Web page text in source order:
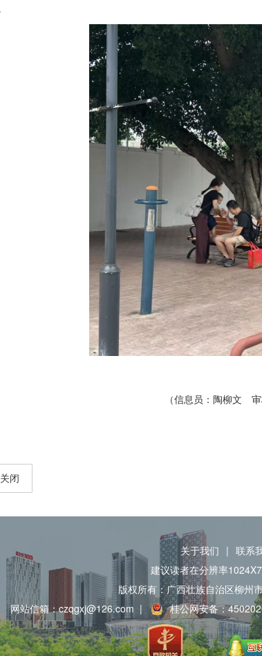
（信息员：陶柳文
关闭
关于我们 | 联系
建议读者在分辨率
版权所有：广西壮族自治区柳州
网站信箱：czqgxj@126.com | 桂公网安备：